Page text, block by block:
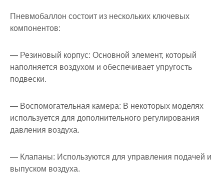
Пневмобаллон состоит из нескольких ключевых
компонентов:
— Резиновый корпус: Основной элемент, который
наполняется воздухом и обеспечивает упругость
подвески.
— Воспомогательная камера: В некоторых моделях
используется для дополнительного регулирования
давления воздуха.
— Клапаны: Используются для управления подачей и
выпуском воздуха.